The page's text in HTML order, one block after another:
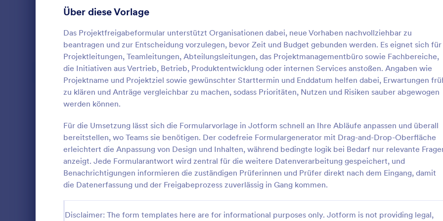
Über diese Vorlage
Das Projektfreigabeformular unterstützt Organisationen dabei, neue Vorhaben nachvollziehbar zu
beantragen und zur Entscheidung vorzulegen, bevor Zeit und Budget gebunden werden. Es eignet sich für
Projektleitungen, Teamleitungen, Abteilungsleitungen, das Projektmanagementbüro sowie Fachbereiche,
die Initiativen aus Vertrieb, Betrieb, Produktentwicklung oder internen Services anstoßen. Angaben wie
Projektname und Projektziel sowie gewünschter Starttermin und Enddatum helfen dabei, Erwartungen
zu klären und Anträge vergleichbar zu machen, sodass Prioritäten, Nutzen und Risiken sauber abgewogen
werden können.
Für die Umsetzung lässt sich die Formularvorlage in Jotform schnell an Ihre Abläufe anpassen und überall
bereitstellen, wo Teams sie benötigen. Der codefreie Formulargenerator mit Drag-and-Drop-Oberfläche
erleichtert die Anpassung von Design und Inhalten, während bedingte logik bei Bedarf nur relevante
anzeigt. Jede Formularantwort wird zentral für die weitere Datenverarbeitung gespeichert, und
Benachrichtigungen informieren die zuständigen Prüferinnen und Prüfer direkt nach dem Eingang, damit
die Datenerfassung und der Freigabeprozess zuverlässig in Gang kommen.
Disclaimer: The form templates here are for informational purposes only. Jotform is not providing legal,
: Vorübergehende Dienstreise Antrag Formular
Vorübergehende Dienstreise Antrag Formular 🚀
Formular für den Antrag auf
Dienstreisegenehmigung und sorgen Sie für
transparente Abläufe in Unternehmen,
Behörden und Organisationen.
Go to Category:
Genehmigungsformulare
Vorlage verwenden
:
zentral, koordinieren Sie
und Rückmeldungen und
die Datenerfassung in Teams,
und Buchhaltung mit Jotform.
Go to Category:
Aufnahmeformulare für
Kostenerstattungen
Vorlage verwenden
Anmeldeformulare
Abstimmung 35
Abstract-Formulare 11
Genehmigungsformulare 91
Bewertungsformulare 74
Audit Formulare 63
Autorisierungsformulare 79
Award-Formulare 16
Formulare für Berechnungen 17